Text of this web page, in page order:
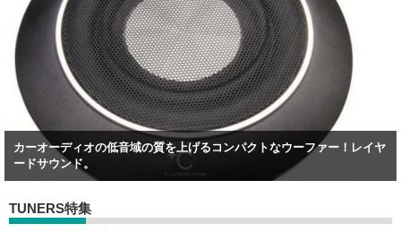
カーオーディオの低音域の質を上げるコンパクトなウーファー！レイヤ
ードサウンド。
TUNERS特集